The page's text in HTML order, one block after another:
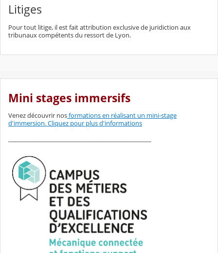
Litiges
Pour tout litige, il est fait attribution exclusive de juridiction aux
tribunaux compétents du ressort de Lyon.
Mini stages immersifs
Venez découvrir nosformations en réalisant un mini-stage
d'immersion. Cliquez pour plus d'informations